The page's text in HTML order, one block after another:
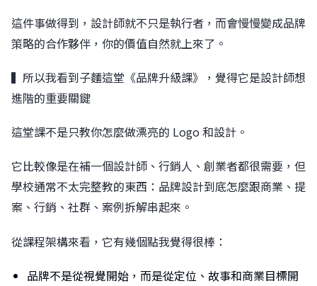
這件事做得到，設計師就不只是執行者，而會慢慢變成品牌
策略的合作夥伴，你的價值自然就上來了。
▍所以我看到子麵這堂《品牌升級課》，覺得它是設計師想
進階的重要關鍵
這堂課不是只教你怎麼做漂亮的 Logo 和設計。
它比較像是在補一個設計師、行銷人、創業者都很需要，但
學校通常不太完整教的東西：品牌設計到底怎麼跟商業、提
案、行銷、社群、案例拆解串起來。
從課程架構來看，它有幾個點我覺得很棒：
品牌不是從視覺開始，而是從定位、故事和商業目標開